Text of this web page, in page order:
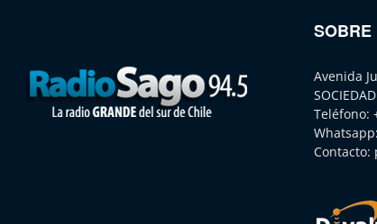
SOBRE
Avenida
Teléfono:
Whatsapp:
Contacto: